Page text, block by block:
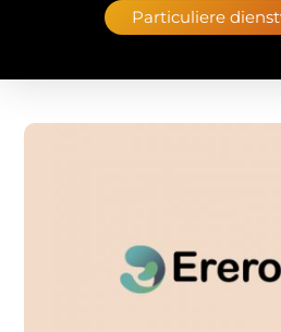
Particuliere